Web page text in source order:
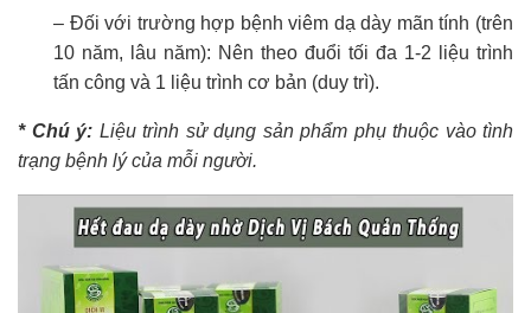
– Đối với trường hợp bệnh viêm dạ dày mãn tính (trên
10 năm, lâu năm): Nên theo đuổi tối đa 1-2 liệu trình
tấn công và 1 liệu trình cơ bản (duy trì).
* Chú ý: Liệu trình sử dụng sản phẩm phụ thuộc vào tình
trạng bệnh lý của mỗi người.